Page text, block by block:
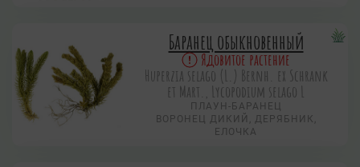
Баранец обыкновенный
Ядовитое растение
Huperzia selago (L.) Bernh. ex Schrank
et Mart., Lycopodium selago L
ПЛАУН-БАРАНЕЦ
ВОРОНЕЦ ДИКИЙ, ДЕРЯБНИК,
ЕЛОЧКА